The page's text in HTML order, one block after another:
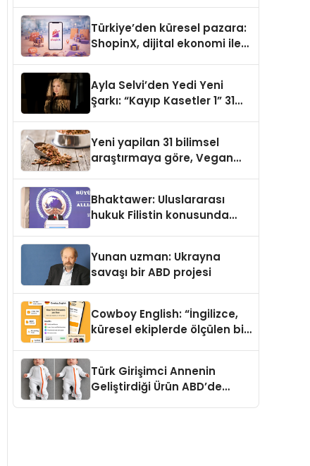
Türkiye’den küresel pazara:
ShopinX, dijital ekonomi ile
Ayla Selvi’den Yedi Yeni
Şarkı: “Kayıp Kasetler 1” 31
Yeni yapilan 31 bilimsel
araştırmaya göre, Vegan
Sindirildiğini Ortaya Koydu
Bhaktawer: Uluslararası
hukuk Filistin konusunda
Yunan uzman: Ukrayna
savaşı bir ABD projesi
Cowboy English: “İngilizce,
küresel ekiplerde ölçülen bir
Türk Girişimci Annenin
Geliştirdiği Ürün ABD’de